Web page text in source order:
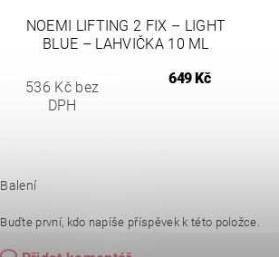
NOEMI LIFTING 2 FIX – LIGHT
BLUE – LAHVIČKA 10 ML
536 Kč bez
DPH
649 Kč
Balení
Buďte první, kdo napíše příspěvek k této položce.